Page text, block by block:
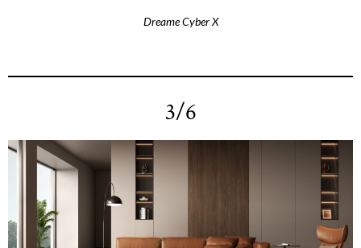
Dreame Cyber X
3/6